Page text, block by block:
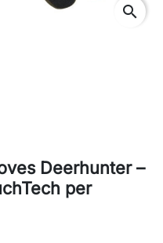
search
Deerhunter –
per